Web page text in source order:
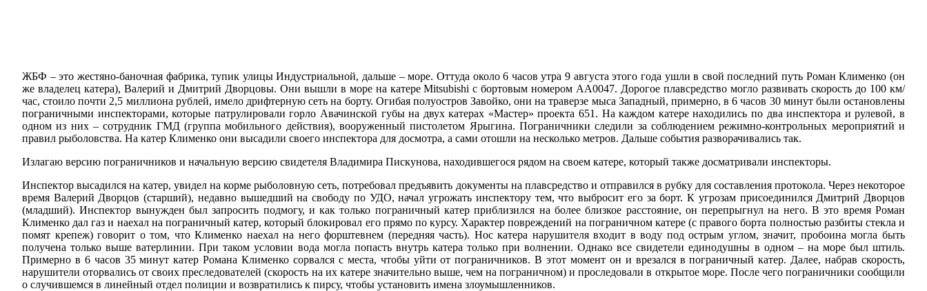
ЖБФ – это жестяно-баночная фабрика, тупик улицы Индустриальной, дальше – море. Оттуда около 6 часов утра 9 августа этого года ушли в свой последний путь Роман Клименко (он
же владелец катера), Валерий и Дмитрий Дворцовы. Они вышли в море на катере Mitsubishi с бортовым номером АА0047. Дорогое плавсредство могло развивать скорость до 100 км/
час, стоило почти 2,5 миллиона рублей, имело дрифтерную сеть на борту. Огибая полуостров Завойко, они на траверзе мыса Западный, примерно, в 6 часов 30 минут были остановлены
пограничными инспекторами, которые патрулировали горло Авачинской губы на двух катерах «Мастер» проекта 651. На каждом катере находились по два инспектора и рулевой, в
одном из них – сотрудник ГМД (группа мобильного действия), вооруженный пистолетом Ярыгина. Пограничники следили за соблюдением режимно-контрольных мероприятий и
правил рыболовства. На катер Клименко они высадили своего инспектора для досмотра, а сами отошли на несколько метров. Дальше события разворачивались так.
Излагаю версию пограничников и начальную версию свидетеля Владимира Пискунова, находившегося рядом на своем катере, который также досматривали инспекторы.
Инспектор высадился на катер, увидел на корме рыболовную сеть, потребовал предъявить документы на плавсредство и отправился в рубку для составления протокола. Через некоторое
время Валерий Дворцов (старший), недавно вышедший на свободу по УДО, начал угрожать инспектору тем, что выбросит его за борт. К угрозам присоединился Дмитрий Дворцов
(младший). Инспектор вынужден был запросить подмогу, и как только пограничный катер приблизился на более близкое расстояние, он перепрыгнул на него. В это время Роман
Клименко дал газ и наехал на пограничный катер, который блокировал его прямо по курсу. Характер повреждений на пограничном катере (с правого борта полностью разбиты стекла и
помят крепеж) говорит о том, что Клименко наехал на него форштевнем (передняя часть). Нос катера нарушителя входит в воду под острым углом, значит, пробоина могла быть
получена только выше ватерлинии. При таком условии вода могла попасть внутрь катера только при волнении. Однако все свидетели единодушны в одном – на море был штиль.
Примерно в 6 часов 35 минут катер Романа Клименко сорвался с места, чтобы уйти от пограничников. В этот момент он и врезался в пограничный катер. Далее, набрав скорость,
нарушители оторвались от своих преследователей (скорость на их катере значительно выше, чем на пограничном) и проследовали в открытое море. После чего пограничники сообщили
о случившемся в линейный отдел полиции и возвратились к пирсу, чтобы установить имена злоумышленников.